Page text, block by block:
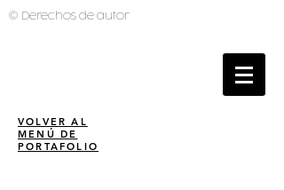
PHOTOGRAPHER
© Derechos de autor
VOLVER AL
MENÚ DE
PORTAFOLIO